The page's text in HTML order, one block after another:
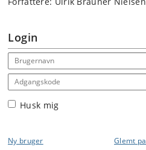
Login
Email address
Adgangskode
Husk mig
Ny bruger
Glemt